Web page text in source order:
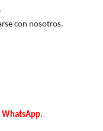
con nosotros.
WhatsApp.